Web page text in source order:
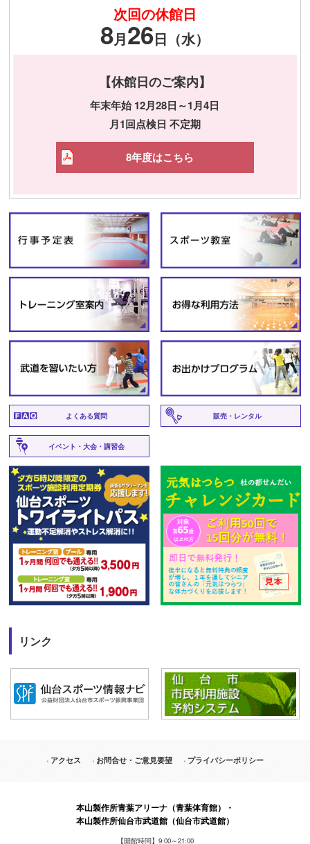
次回の休館日
8月26日（水）
【休館日のご案内】
年末年始 12月28日～1月4日
月1回点検日 不定期
8年度はこちら
よくある質問 販売・レンタル
イベント・大会・講習会
リンク
アクセス お問合せ・ご意見要望 プライバシーポリシー
本山製作所青葉アリーナ（青葉体育館）・
本山製作所仙台市武道館（仙台市武道館）
【開館時間】9:00～21:00